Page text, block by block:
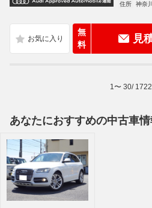
住所
神奈
無
料
見
1 〜 30/ 1722
あなたにおすすめの中古車情